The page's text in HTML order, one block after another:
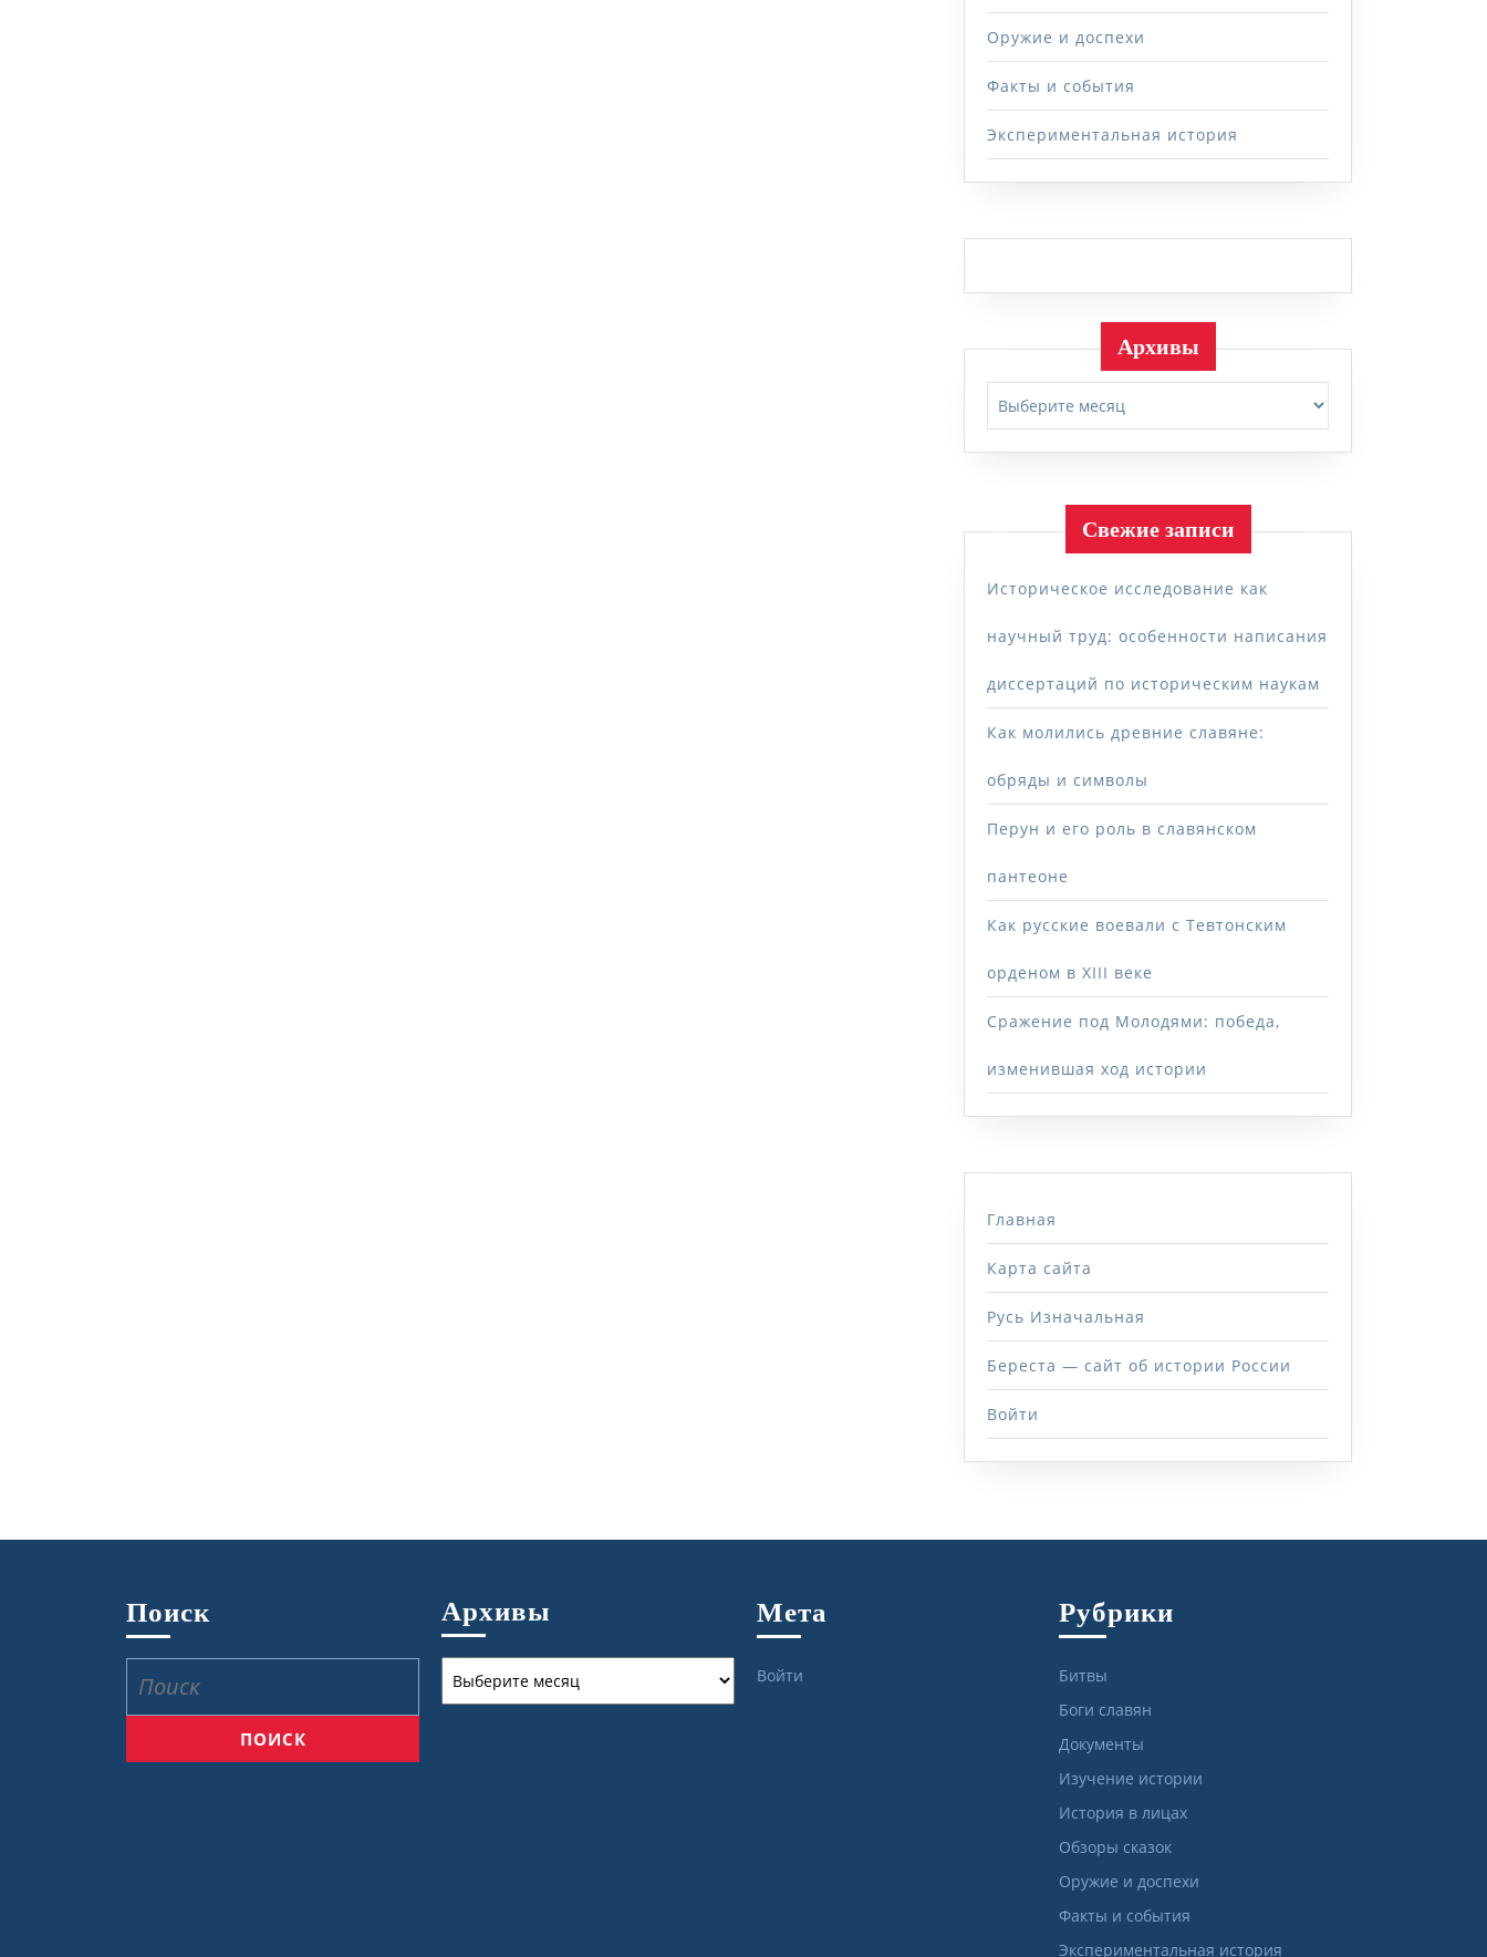
Оружие и доспехи
Факты и события
Экспериментальная история
Архивы
Свежие записи
Историческое исследование как
научный труд: особенности написания
диссертаций по историческим наукам
Как молились древние славяне:
обряды и символы
Перун и его роль в славянском
пантеоне
Как русские воевали с Тевтонским
орденом в XIII веке
Сражение под Молодями: победа,
изменившая ход истории
Главная
Карта сайта
Русь Изначальная
Береста — сайт об истории России
Войти
Поиск Архивы Мета
Войти
Рубрики
Битвы
Боги славян
Документы
Изучение истории
История в лицах
Обзоры сказок
Оружие и доспехи
Факты и события
Экспериментальная история